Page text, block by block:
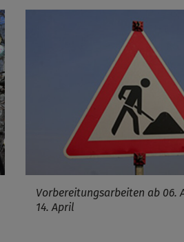
Vorbereitungsarbeiten ab 06.
14. April
Infos schließen